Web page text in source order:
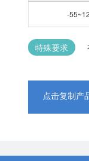
-
特殊要求
点击复制产